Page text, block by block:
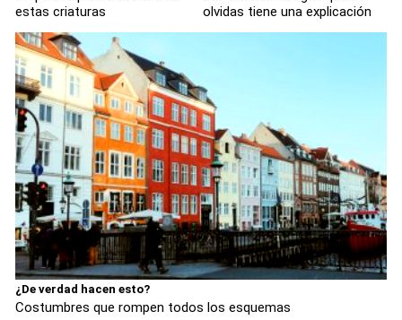
estas criaturas
olvidas tiene una explicación
¿De verdad hacen esto?
Costumbres que rompen todos los esquemas